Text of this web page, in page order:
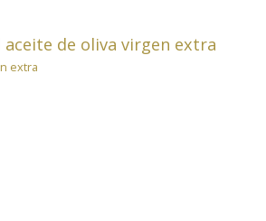
aceite de oliva virgen extra
extra